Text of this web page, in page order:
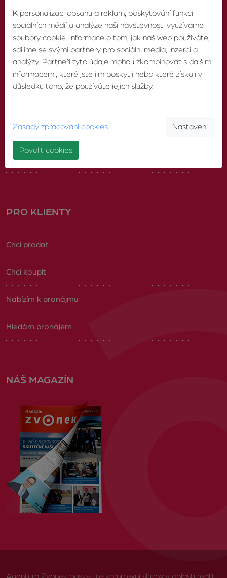
O AGENTUŘE
O nás
Náš tým
Volná pracovní místa
PRO KLIENTY
Chci prodat
Chci koupit
Nabízím k pronájmu
Hledám pronájem
NÁŠ MAGAZÍN
Agentura Zvonek poskytuje komplexní služby v oblasti realit,
K personalizaci obsahu a reklam, poskytování funkcí
sociálních médií a analýze naší návštěvnosti využíváme
soubory cookie. Informace o tom, jak náš web používáte,
sdílíme se svými partnery pro sociální média, inzerci a
analýzy. Partneři tyto údaje mohou zkombinovat s dalšími
informacemi, které jste jim poskytli nebo které získali v
důsledku toho, že používáte jejich služby.
Zásady zpracování cookies Nastavení
Povolit cookies